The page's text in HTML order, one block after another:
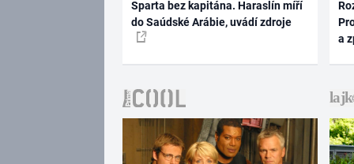
Sparta bez kapitána. Haraslín míří
do Saúdské Arábie, uvádí zdroje
a